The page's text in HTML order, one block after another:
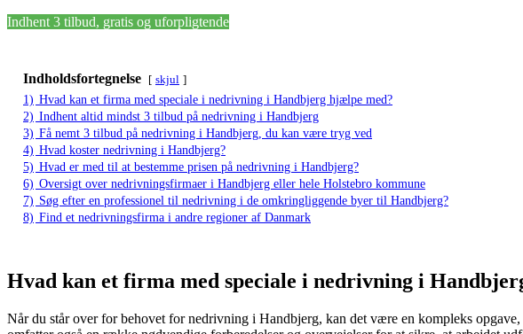
Indhent 3 tilbud, gratis og uforpligtende
Indholdsfortegnelse skjul
1) Hvad kan et firma med speciale i nedrivning i Handbjerg hjælpe med?
2) Indhent altid mindst 3 tilbud på nedrivning i Handbjerg
3) Få nemt 3 tilbud på nedrivning i Handbjerg, du kan være tryg ved
4) Hvad koster nedrivning i Handbjerg?
5) Hvad er med til at bestemme prisen på nedrivning i Handbjerg?
6) Oversigt over nedrivningsfirmaer i Handbjerg eller hele Holstebro kommune
7) Søg efter en professionel til nedrivning i de omkringliggende byer til Handbjerg?
8) Find et nedrivningsfirma i andre regioner af Danmark
Hvad kan et firma med speciale i nedrivning i
Når du står over for behovet for nedrivning i Handbjerg, kan det være en kompleks